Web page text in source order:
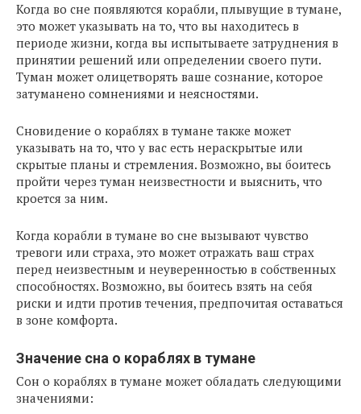
Когда во сне появляются корабли, плывущие в тумане,
это может указывать на то, что вы находитесь в
периоде жизни, когда вы испытываете затруднения в
принятии решений или определении своего пути.
Туман может олицетворять ваше сознание, которое
затуманено сомнениями и неясностями.
Сновидение о кораблях в тумане также может
указывать на то, что у вас есть нераскрытые или
скрытые планы и стремления. Возможно, вы боитесь
пройти через туман неизвестности и выяснить, что
кроется за ним.
Когда корабли в тумане во сне вызывают чувство
тревоги или страха, это может отражать ваш страх
перед неизвестным и неуверенностью в собственных
способностях. Возможно, вы боитесь взять на себя
риски и идти против течения, предпочитая оставаться
в зоне комфорта.
Значение сна о кораблях в тумане
Сон о кораблях в тумане может обладать следующими
значениями: